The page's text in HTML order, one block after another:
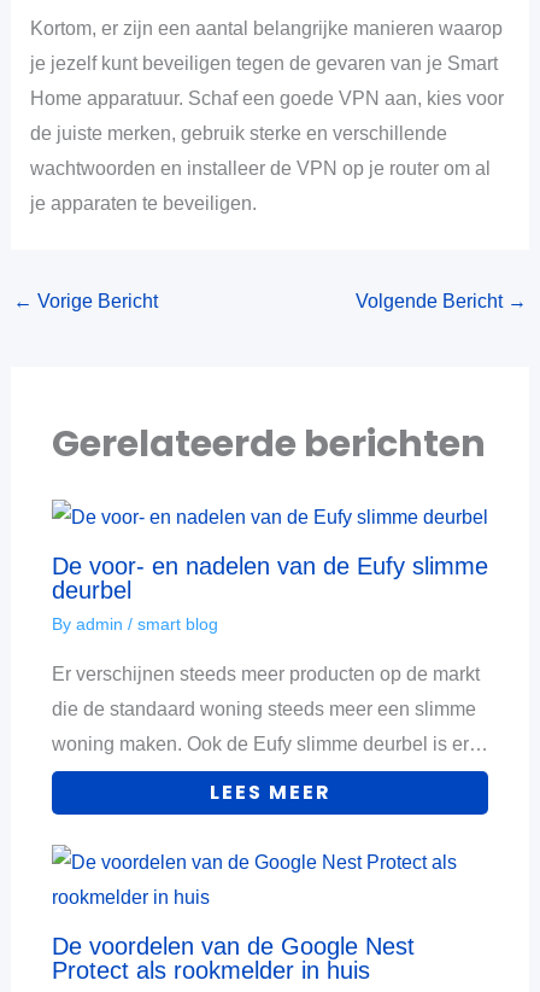
Kortom, er zijn een aantal belangrijke manieren waarop
je jezelf kunt beveiligen tegen de gevaren van je Smart
Home apparatuur. Schaf een goede VPN aan, kies voor
de juiste merken, gebruik sterke en verschillende
wachtwoorden en installeer de VPN op je router om al
je apparaten te beveiligen.
← Vorige Bericht Volgende Bericht →
Gerelateerde berichten
De voor- en nadelen van de Eufy slimme
deurbel
By admin / smart blog
Er verschijnen steeds meer producten op de markt
die de standaard woning steeds meer een slimme
woning maken. Ook de Eufy slimme deurbel is er…
LEES MEER
De voordelen van de Google Nest
Protect als rookmelder in huis